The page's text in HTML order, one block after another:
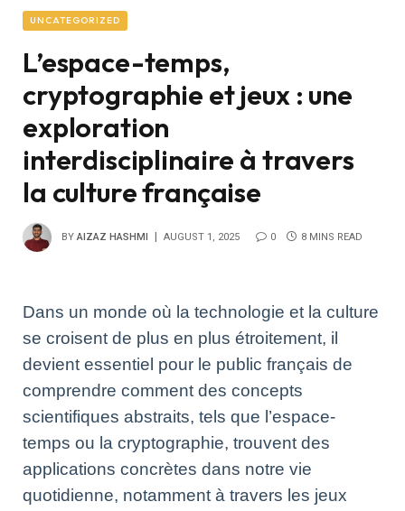
UNCATEGORIZED
L’espace-temps,
cryptographie et jeux : une
exploration
interdisciplinaire à travers
la culture française
BY AIZAZ HASHMI AUGUST 1, 2025 0 8 MINS READ
Dans un monde où la technologie et la culture
se croisent de plus en plus étroitement, il
devient essentiel pour le public français de
comprendre comment des concepts
scientifiques abstraits, tels que l’espace-
temps ou la cryptographie, trouvent des
applications concrètes dans notre vie
quotidienne, notamment à travers les jeux